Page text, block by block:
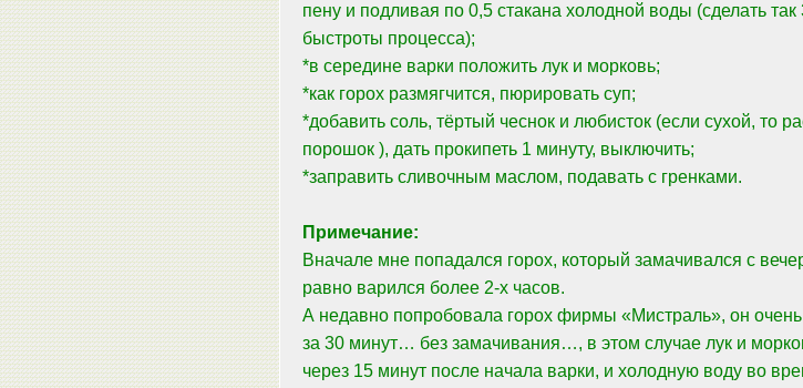
пену и подливая по 0,5 стакана холодной воды (сделать так
быстроты процесса);
*в середине варки положить лук и морковь;
*как горох размягчится, пюрировать суп;
*добавить соль, тёртый чеснок и любисток (если сухой, то
порошок ), дать прокипеть 1 минуту, выключить;
*заправить сливочным маслом, подавать с гренками.
Примечание:
Вначале мне попадался горох, который замачивался с
равно варился более 2-х часов.
А недавно попробовала горох фирмы «Мистраль», он
за 30 минут… без замачивания…, в этом случае лук и
через 15 минут после начала варки, и холодную воду во